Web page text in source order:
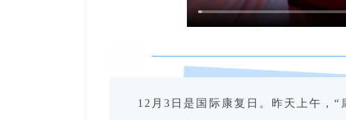
12月3日是国际康复日。昨天上午，